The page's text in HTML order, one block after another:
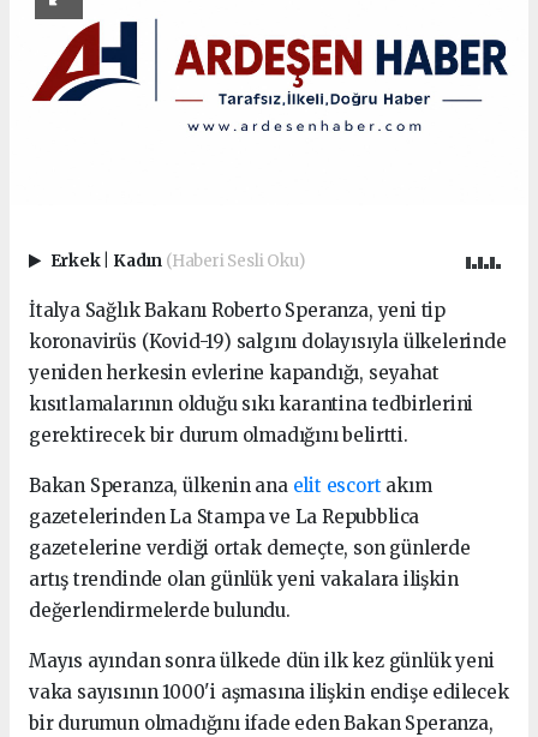
Erkek Kadın (Haberi Sesli Oku)
İtalya Sağlık Bakanı Roberto Speranza, yeni tip
koronavirüs (Kovid-19) salgını dolayısıyla ülkelerinde
yeniden herkesin evlerine kapandığı, seyahat
kısıtlamalarının olduğu sıkı karantina tedbirlerini
gerektirecek bir durum olmadığını belirtti.
Bakan Speranza, ülkenin ana elit escort akım
gazetelerinden La Stampa ve La Repubblica
gazetelerine verdiği ortak demeçte, son günlerde
artış trendinde olan günlük yeni vakalara ilişkin
değerlendirmelerde bulundu.
Mayıs ayından sonra ülkede dün ilk kez günlük yeni
vaka sayısının 1000'i aşmasına ilişkin endişe edilecek
bir durumun olmadığını ifade eden Bakan Speranza,